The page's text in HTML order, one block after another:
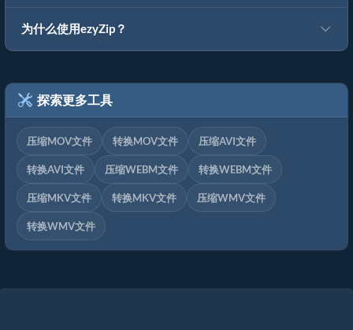
为什么使用ezyZip？
探索更多工具
压缩MOV文件 转换MOV文件 压缩AVI文件
转换AVI文件 压缩WEBM文件 转换WEBM文件
压缩MKV文件 转换MKV文件 压缩WMV文件
转换WMV文件